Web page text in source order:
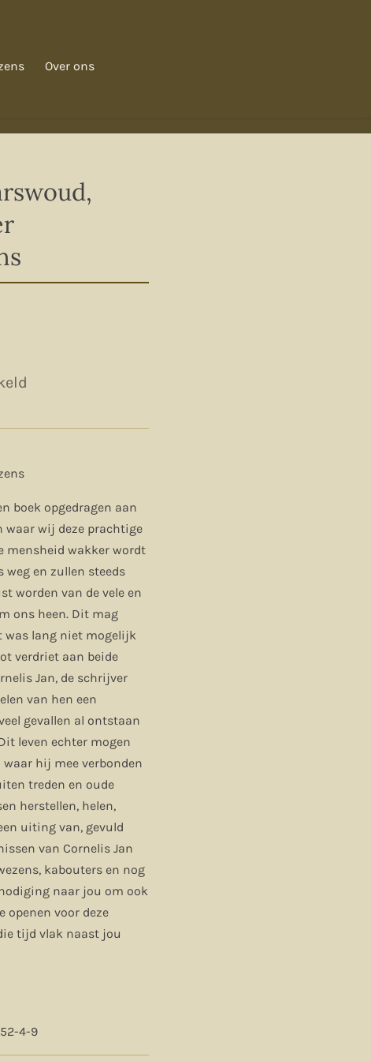
Over ons
boek opgedragen aan
waar wij deze prachtige
mensheid wakker wordt
weg en zullen steeds
worden van de vele en
ons heen. Dit mag
was lang niet mogelijk
verdriet aan beide
Jan, de schrijver
van hen een
gevallen al ontstaan
leven echter mogen
hij mee verbonden
treden en oude
herstellen, helen,
uiting van, gevuld
van Cornelis Jan
kabouters en nog
naar jou om ook
openen voor deze
tijd vlak naast jou
4-9